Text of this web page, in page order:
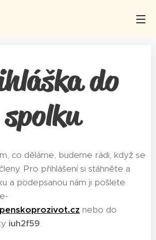
do
spolku
co děláme, budeme rádi, když se
Pro přihlášení si stáhněte a
a podepsanou nám ji pošlete
nebo do
iuh2f59.